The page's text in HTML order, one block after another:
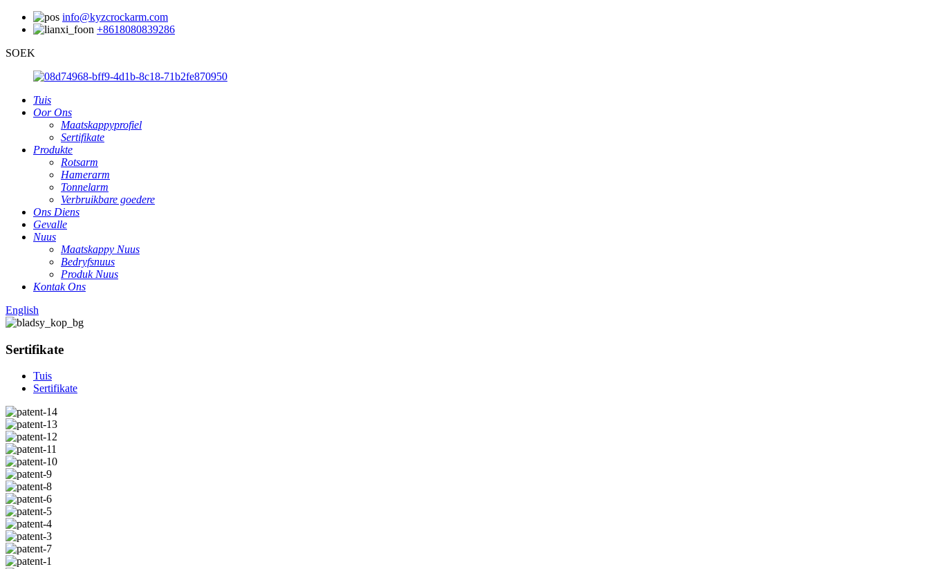
info@kyzcrockarm.com
+8618080839286
SOEK
Tuis
Oor Ons
Maatskappyprofiel
Sertifikate
Produkte
Rotsarm
Hamerarm
Tonnelarm
Verbruikbare goedere
Ons Diens
Gevalle
Nuus
Maatskappy Nuus
Bedryfsnuus
Produk Nuus
Kontak Ons
English
Sertifikate
Tuis
Sertifikate